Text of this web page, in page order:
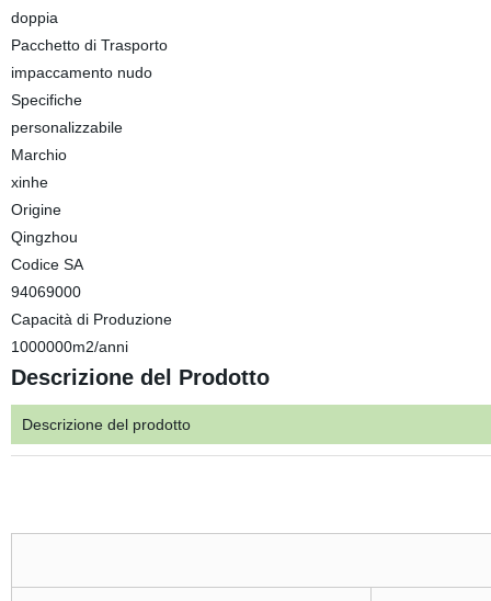
doppia
Pacchetto di Trasporto
impaccamento nudo
Specifiche
personalizzabile
Marchio
xinhe
Origine
Qingzhou
Codice SA
94069000
Capacità di Produzione
1000000m2/anni
Descrizione del Prodotto
Descrizione del prodotto